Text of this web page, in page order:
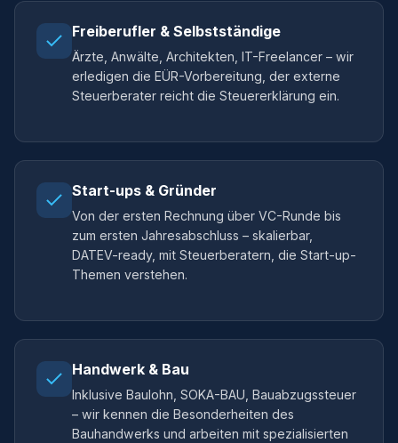
Freiberufler & Selbstständige
Ärzte, Anwälte, Architekten, IT-Freelancer – wir
erledigen die EÜR-Vorbereitung, der externe
Steuerberater reicht die Steuererklärung ein.
Start-ups & Gründer
Von der ersten Rechnung über VC-Runde bis
zum ersten Jahresabschluss – skalierbar,
DATEV-ready, mit Steuerberatern, die Start-up-
Themen verstehen.
Handwerk & Bau
Inklusive Baulohn, SOKA-BAU, Bauabzugssteuer
– wir kennen die Besonderheiten des
Bauhandwerks und arbeiten mit spezialisierten